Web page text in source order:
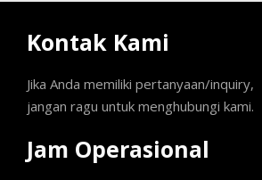
Kontak Kami
Jika Anda memiliki pertanyaan/inquiry,
jangan ragu untuk menghubungi kami.
Jam Operasional